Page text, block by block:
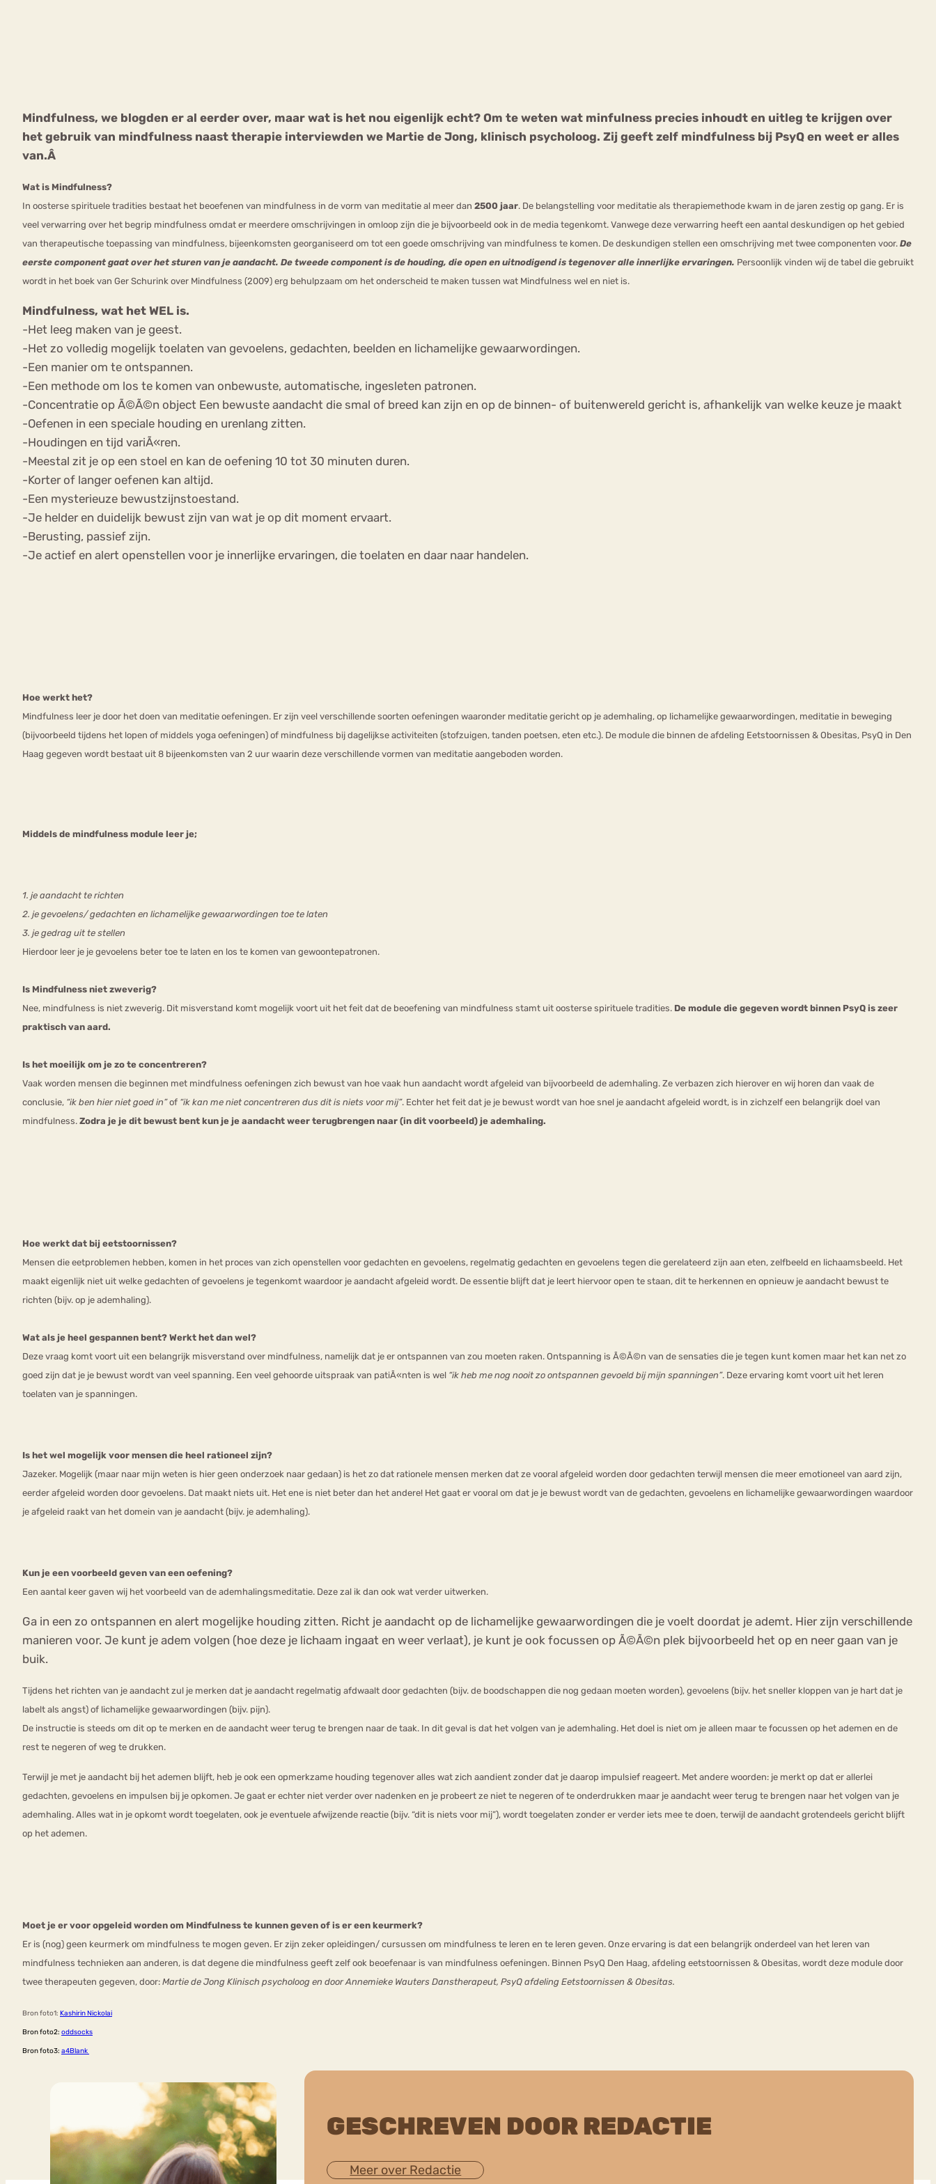
Mindfulness, we blogden er al eerder over, maar wat is het nou eigenlijk echt? Om te weten wat minfulness precies inhoudt en uitleg te krijgen over
het gebruik van mindfulness naast therapie interviewden we Martie de Jong, klinisch psycholoog. Zij geeft zelf mindfulness bij PsyQ en weet er alles
van.Â
Wat is Mindfulness?
In oosterse spirituele tradities bestaat het beoefenen van mindfulness in de vorm van meditatie al meer dan 2500 jaar. De belangstelling voor meditatie als therapiemethode kwam in de jaren zestig op gang. Er is
veel verwarring over het begrip mindfulness omdat er meerdere omschrijvingen in omloop zijn die je bijvoorbeeld ook in de media tegenkomt. Vanwege deze verwarring heeft een aantal deskundigen op het gebied
van therapeutische toepassing van mindfulness, bijeenkomsten georganiseerd om tot een goede omschrijving van mindfulness te komen. De deskundigen stellen een omschrijving met twee componenten voor. De
eerste component gaat over het sturen van je aandacht. De tweede component is de houding, die open en uitnodigend is tegenover alle innerlijke ervaringen. Persoonlijk vinden wij de tabel die gebruikt
wordt in het boek van Ger Schurink over Mindfulness (2009) erg behulpzaam om het onderscheid te maken tussen wat Mindfulness wel en niet is.
Mindfulness, wat het WEL is.
-Het leeg maken van je geest.
-Het zo volledig mogelijk toelaten van gevoelens, gedachten, beelden en lichamelijke gewaarwordingen.
-Een manier om te ontspannen.
-Een methode om los te komen van onbewuste, automatische, ingesleten patronen.
-Concentratie op Ã©Ã©n object Een bewuste aandacht die smal of breed kan zijn en op de binnen- of buitenwereld gericht is, afhankelijk van welke keuze je maakt
-Oefenen in een speciale houding en urenlang zitten.
-Houdingen en tijd variÃ«ren.
-Meestal zit je op een stoel en kan de oefening 10 tot 30 minuten duren.
-Korter of langer oefenen kan altijd.
-Een mysterieuze bewustzijnstoestand.
-Je helder en duidelijk bewust zijn van wat je op dit moment ervaart.
-Berusting, passief zijn.
-Je actief en alert openstellen voor je innerlijke ervaringen, die toelaten en daar naar handelen.
Hoe werkt het?
Mindfulness leer je door het doen van meditatie oefeningen. Er zijn veel verschillende soorten oefeningen waaronder meditatie gericht op je ademhaling, op lichamelijke gewaarwordingen, meditatie in beweging
(bijvoorbeeld tijdens het lopen of middels yoga oefeningen) of mindfulness bij dagelijkse activiteiten (stofzuigen, tanden poetsen, eten etc.). De module die binnen de afdeling Eetstoornissen & Obesitas, PsyQ in Den
Haag gegeven wordt bestaat uit 8 bijeenkomsten van 2 uur waarin deze verschillende vormen van meditatie aangeboden worden.
Middels de mindfulness module leer je;
1. je aandacht te richten
2. je gevoelens/ gedachten en lichamelijke gewaarwordingen toe te laten
3. je gedrag uit te stellen
Hierdoor leer je je gevoelens beter toe te laten en los te komen van gewoontepatronen.
Is Mindfulness niet zweverig?
Nee, mindfulness is niet zweverig. Dit misverstand komt mogelijk voort uit het feit dat de beoefening van mindfulness stamt uit oosterse spirituele tradities. De module die gegeven wordt binnen PsyQ is zeer
praktisch van aard.
Is het moeilijk om je zo te concentreren?
Vaak worden mensen die beginnen met mindfulness oefeningen zich bewust van hoe vaak hun aandacht wordt afgeleid van bijvoorbeeld de ademhaling. Ze verbazen zich hierover en wij horen dan vaak de
conclusie, “ik ben hier niet goed in”of “ik kan me niet concentreren dus dit is niets voor mij”. Echter het feit dat je je bewust wordt van hoe snel je aandacht afgeleid wordt, is in zichzelf een belangrijk doel van
mindfulness. Zodra je je dit bewust bent kun je je aandacht weer terugbrengen naar (in dit voorbeeld) je ademhaling.
Hoe werkt dat bij eetstoornissen?
Mensen die eetproblemen hebben, komen in het proces van zich openstellen voor gedachten en gevoelens, regelmatig gedachten en gevoelens tegen die gerelateerd zijn aan eten, zelfbeeld en lichaamsbeeld. Het
maakt eigenlijk niet uit welke gedachten of gevoelens je tegenkomt waardoor je aandacht afgeleid wordt. De essentie blijft dat je leert hiervoor open te staan, dit te herkennen en opnieuw je aandacht bewust te
richten (bijv. op je ademhaling).
Wat als je heel gespannen bent? Werkt het dan wel?
Deze vraag komt voort uit een belangrijk misverstand over mindfulness, namelijk dat je er ontspannen van zou moeten raken. Ontspanning is Ã©Ã©n van de sensaties die je tegen kunt komen maar het kan net zo
goed zijn dat je je bewust wordt van veel spanning. Een veel gehoorde uitspraak van patiÃ«nten is wel “ik heb me nog nooit zo ontspannen gevoeld bij mijn spanningen”. Deze ervaring komt voort uit het leren
toelaten van je spanningen.
Is het wel mogelijk voor mensen die heel rationeel zijn?
Jazeker. Mogelijk (maar naar mijn weten is hier geen onderzoek naar gedaan) is het zo dat rationele mensen merken dat ze vooral afgeleid worden door gedachten terwijl mensen die meer emotioneel van aard zijn,
eerder afgeleid worden door gevoelens. Dat maakt niets uit. Het ene is niet beter dan het andere! Het gaat er vooral om dat je je bewust wordt van de gedachten, gevoelens en lichamelijke gewaarwordingen waardoor
je afgeleid raakt van het domein van je aandacht (bijv. je ademhaling).
Kun je een voorbeeld geven van een oefening?
Een aantal keer gaven wij het voorbeeld van de ademhalingsmeditatie. Deze zal ik dan ook wat verder uitwerken.
Ga in een zo ontspannen en alert mogelijke houding zitten. Richt je aandacht op de lichamelijke gewaarwordingen die je voelt doordat je ademt. Hier zijn verschillende
manieren voor. Je kunt je adem volgen (hoe deze je lichaam ingaat en weer verlaat), je kunt je ook focussen op Ã©Ã©n plek bijvoorbeeld het op en neer gaan van je
buik.
Tijdens het richten van je aandacht zul je merken dat je aandacht regelmatig afdwaalt door gedachten (bijv. de boodschappen die nog gedaan moeten worden), gevoelens (bijv. het sneller kloppen van je hart dat je
labelt als angst) of lichamelijke gewaarwordingen (bijv. pijn).
De instructie is steeds om dit op te merken en de aandacht weer terug te brengen naar de taak. In dit geval is dat het volgen van je ademhaling. Het doel is niet om je alleen maar te focussen op het ademen en de
rest te negeren of weg te drukken.
Terwijl je met je aandacht bij het ademen blijft, heb je ook een opmerkzame houding tegenover alles wat zich aandient zonder dat je daarop impulsief reageert. Met andere woorden: je merkt op dat er allerlei
gedachten, gevoelens en impulsen bij je opkomen. Je gaat er echter niet verder over nadenken en je probeert ze niet te negeren of te onderdrukken maar je aandacht weer terug te brengen naar het volgen van je
ademhaling. Alles wat in je opkomt wordt toegelaten, ook je eventuele afwijzende reactie (bijv. “dit is niets voor mij”), wordt toegelaten zonder er verder iets mee te doen, terwijl de aandacht grotendeels gericht blijft
op het ademen.
Moet je er voor opgeleid worden om Mindfulness te kunnen geven of is er een keurmerk?
Er is (nog) geen keurmerk om mindfulness te mogen geven. Er zijn zeker opleidingen/ cursussen om mindfulness te leren en te leren geven. Onze ervaring is dat een belangrijk onderdeel van het leren van
mindfulness technieken aan anderen, is dat degene die mindfulness geeft zelf ook beoefenaar is van mindfulness oefeningen. Binnen PsyQ Den Haag, afdeling eetstoornissen & Obesitas, wordt deze module door
twee therapeuten gegeven, door: Martie de Jong Klinisch psycholoog en doorAnnemieke Wauters Danstherapeut, PsyQ afdeling Eetstoornissen & Obesitas.
Bron foto1: Kashirin Nickolai
Bron foto2: oddsocks
Bron foto3: a4Blank
GESCHREVEN DOOR REDACTIE
Meer over Redactie
Boulimia Nervosa Eetstoornis Anorexia Nervosa Eetbuien Piekeren Sport
Trauma
Orthorexia